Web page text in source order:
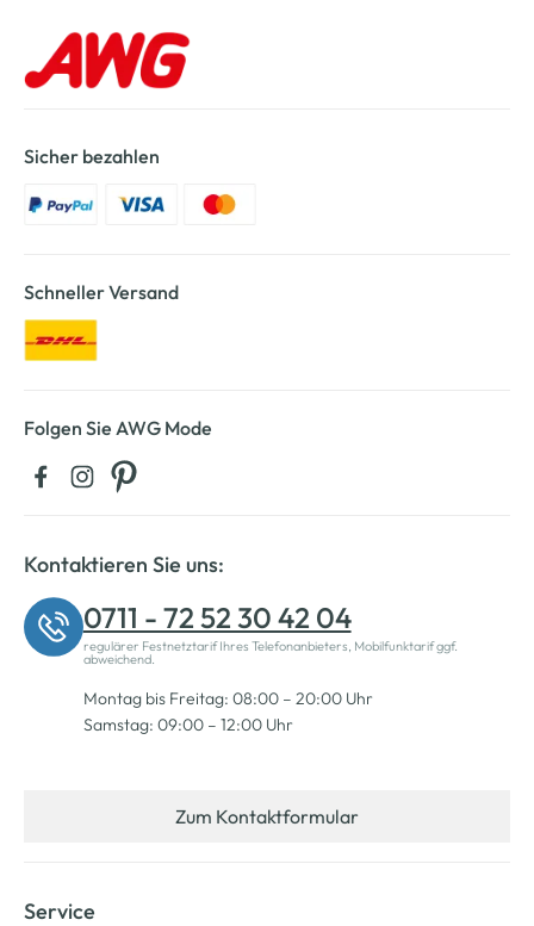
Sicher bezahlen
Schneller Versand
Folgen Sie AWG Mode
Kontaktieren Sie uns:
0711 - 72 52 30 42 04
regulärer Festnetztarif Ihres Telefonanbieters, Mobilfunktarif ggf.
abweichend.
Montag bis Freitag: 08:00 – 20:00 Uhr
Samstag: 09:00 – 12:00 Uhr
Zum Kontaktformular
Service